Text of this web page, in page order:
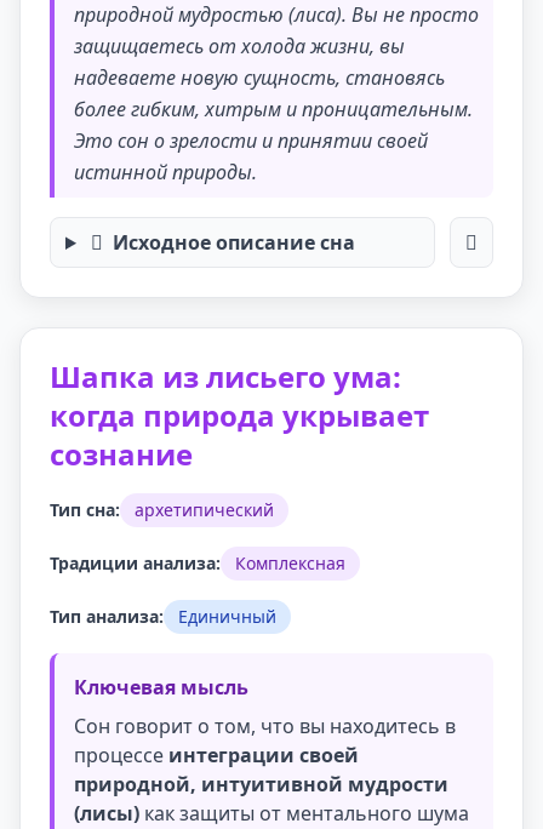
природной мудростью (лиса). Вы не просто
защищаетесь от холода жизни, вы
надеваете новую сущность, становясь
более гибким, хитрым и проницательным.
Это сон о зрелости и принятии своей
истинной природы.
Исходное описание сна
Шапка из лисьего ума:
когда природа укрывает
сознание
Тип сна: архетипический
Традиции анализа: Комплексная
Тип анализа: Единичный
Ключевая мысль
Сон говорит о том, что вы находитесь в
процессе интеграции своей
природной, интуитивной мудрости
(лисы) как защиты от ментального шума